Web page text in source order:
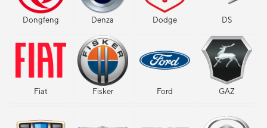
Dongfeng Denza Dodge DS
Fiat Fisker Ford GAZ